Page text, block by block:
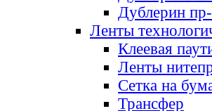
Дублерин
Ленты
Клеевая
Ленты
Сетка на
Трансфер